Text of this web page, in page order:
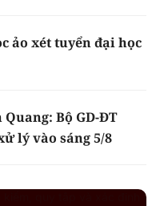
ảo xét tuyển đại học
Bộ GD-ĐT
lý vào sáng 5/8